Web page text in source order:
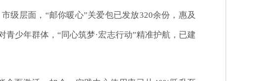
级层面，“邮你暖心”关爱包已发放320余份，惠及
少年群体，“同心筑梦·宏志行动”精准护航，已建